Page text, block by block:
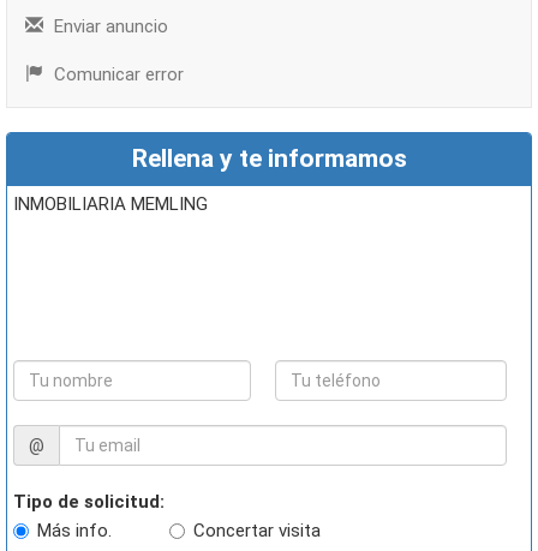
Enviar anuncio
Comunicar error
Rellena y te informamos
INMOBILIARIA MEMLING
@
Tipo de solicitud:
Más info.
Concertar visita